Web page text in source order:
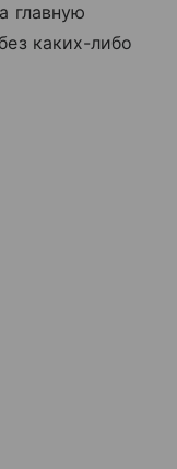
главную
каких-либо